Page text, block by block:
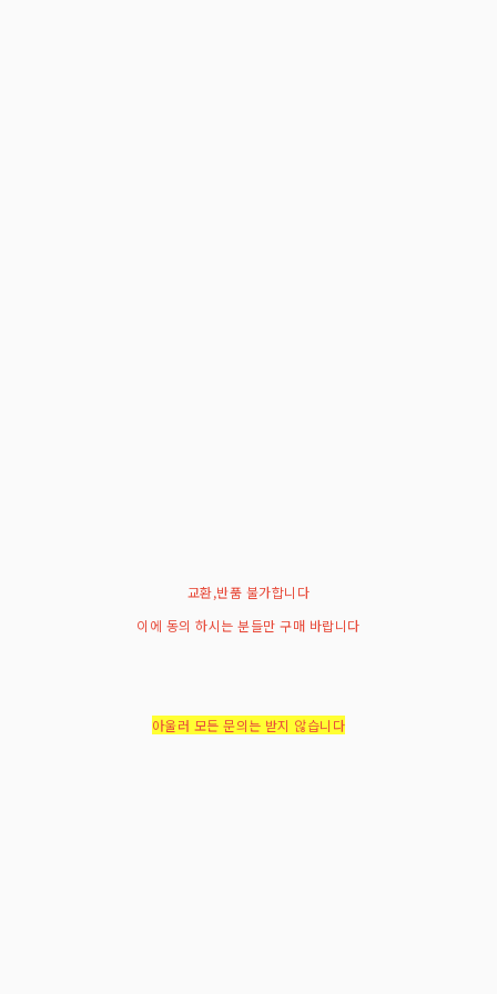
교환,반품 불가합니다
이에 동의 하시는 분들만 구매 바랍니다
아울러 모든 문의는 받지 않습니다